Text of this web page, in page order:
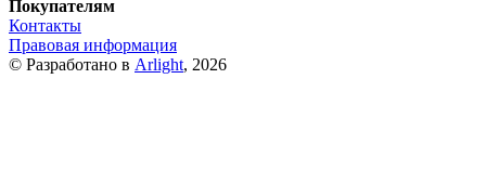
Покупателям
Контакты
Правовая информация
© Разработано в Arlight, 2026